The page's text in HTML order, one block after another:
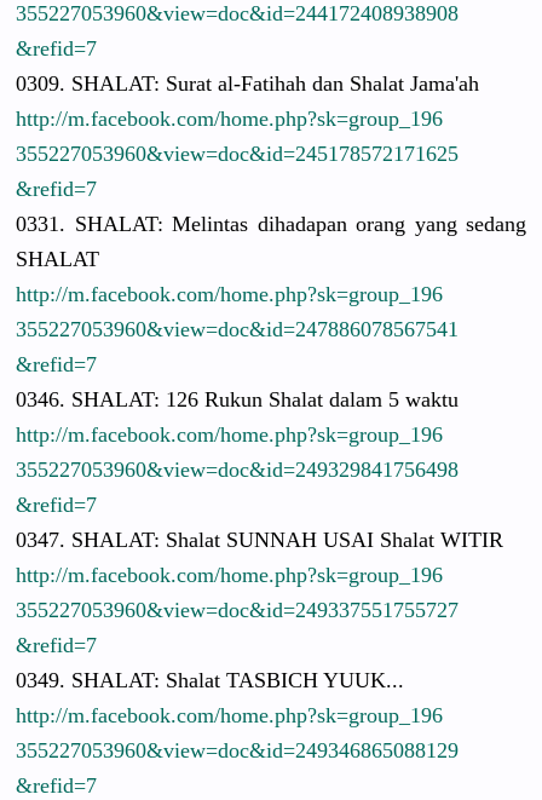
355227053960&view=doc&id=244172408938908
&refid=7
0309. SHALAT: Surat al-Fatihah dan Shalat Jama'ah
http://m.facebook.com/home.php?sk=group_196
355227053960&view=doc&id=245178572171625
&refid=7
0331. SHALAT: Melintas dihadapan orang yang sedang
SHALAT
http://m.facebook.com/home.php?sk=group_196
355227053960&view=doc&id=247886078567541
&refid=7
0346. SHALAT: 126 Rukun Shalat dalam 5 waktu
http://m.facebook.com/home.php?sk=group_196
355227053960&view=doc&id=249329841756498
&refid=7
0347. SHALAT: Shalat SUNNAH USAI Shalat WITIR
http://m.facebook.com/home.php?sk=group_196
355227053960&view=doc&id=249337551755727
&refid=7
0349. SHALAT: Shalat TASBICH YUUK...
http://m.facebook.com/home.php?sk=group_196
355227053960&view=doc&id=249346865088129
&refid=7